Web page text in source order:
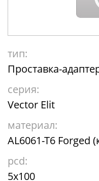
тип:
Проставка-
серия:
Vector Elit
материал:
AL6061-T6 Forged
pcd:
5x100